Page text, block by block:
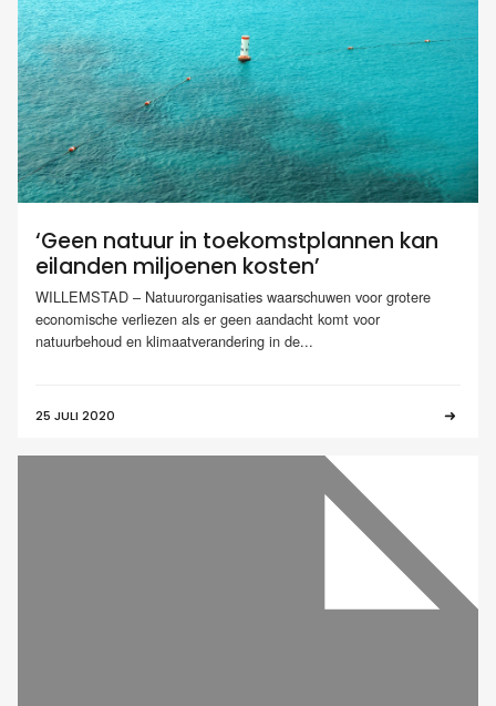
‘Geen natuur in toekomstplannen kan
eilanden miljoenen kosten’
WILLEMSTAD – Natuurorganisaties waarschuwen voor grotere
economische verliezen als er geen aandacht komt voor
natuurbehoud en klimaatverandering in de...
25 JULI 2020